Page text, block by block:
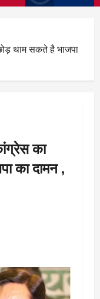
थाम सकते है भाजपा
का
का दामन ,